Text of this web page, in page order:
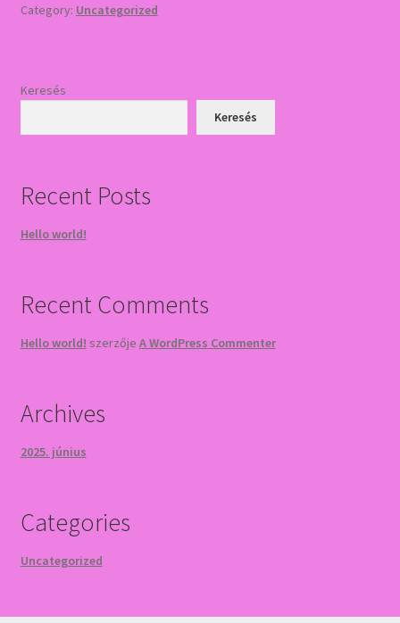
Category: Uncategorized
Keresés
Keresés
Recent Posts
Hello world!
Recent Comments
Hello world! szerzője A WordPress Commenter
Archives
2025. június
Categories
Uncategorized